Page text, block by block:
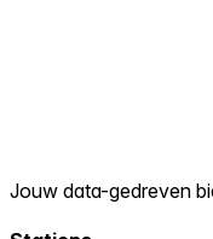
Jouw data-gedreven